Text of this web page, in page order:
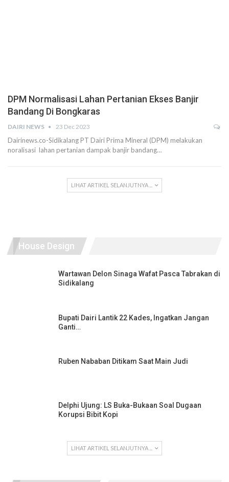
DPM Normalisasi Lahan Pertanian Ekses Banjir
Bandang Di Bongkaras
DAIRI NEWS 23 Dec 2023
Dairinews.co-Sidikalang PT Dairi Prima Mineral (DPM) melakukan
noralisasi lahan pertanian dampak banjir bandang…
LIHAT ARTIKEL SELANJUTNYA ...
House Design
Wartawan Delon Sinaga Wafat Pasca Tabrakan di
Sidikalang
Bupati Dairi Lantik 22 Kades, Ingatkan Jangan
Ganti…
Ruben Nababan Ditikam Saat Main Judi
Delphi Ujung: LS Buka-Bukaan Soal Dugaan
Korupsi Bibit Kopi
LIHAT ARTIKEL SELANJUTNYA ...